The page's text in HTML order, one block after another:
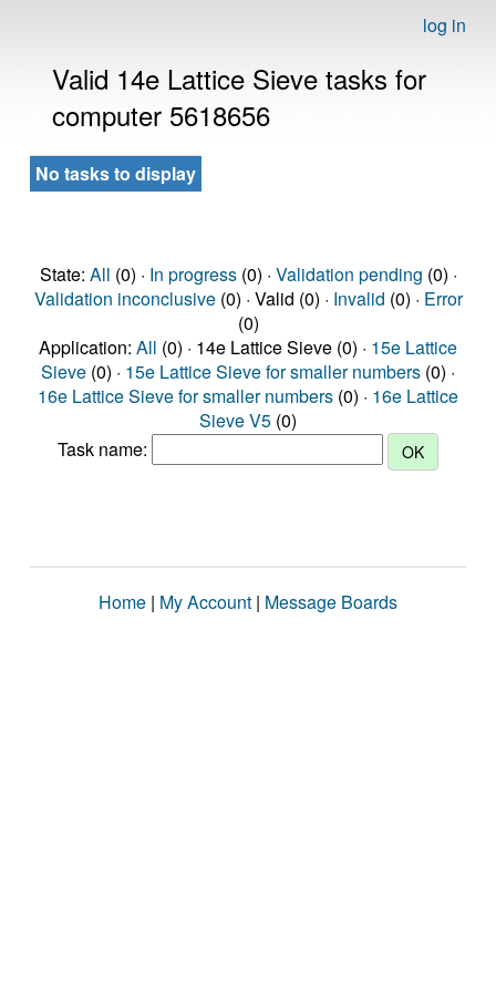
log in
Valid 14e Lattice Sieve tasks for
computer 5618656
No tasks to display
State: All (0) · In progress(0) · Validation pending (0) ·
Validation inconclusive(0) · Valid (0) · Invalid (0) · Error
(0)
Application: All (0) · 14e Lattice Sieve (0) · 15e Lattice
Sieve (0) · 15e Lattice Sieve for smaller numbers (0) ·
16e Lattice Sieve for smaller numbers (0) · 16e Lattice
Sieve V5 (0)
Task name:
Home | My Account | Message Boards